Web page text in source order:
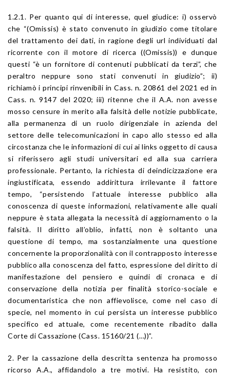
1.2.1. Per quanto qui di interesse, quel giudice: i) osservò
che “(Omissis) è stato convenuto in giudizio come titolare
del trattamento dei dati, in ragione degli url individuati dal
ricorrente con il motore di ricerca ((Omissis)) e dunque
questi “è un fornitore di contenuti pubblicati da terzi”, che
peraltro neppure sono stati convenuti in giudizio”; ii)
richiamò i principi rinvenibili in Cass. n. 20861 del 2021 ed in
Cass. n. 9147 del 2020; iii) ritenne che il A.A. non avesse
mosso censure in merito alla falsità delle notizie pubblicate,
alla permanenza di un ruolo dirigenziale in azienda del
settore delle telecomunicazioni in capo allo stesso ed alla
circostanza che le informazioni di cui ai links oggetto di causa
si riferissero agli studi universitari ed alla sua carriera
professionale. Pertanto, la richiesta di deindicizzazione era
ingiustificata, essendo addirittura irrilevante il fattore
tempo, “persistendo l’attuale interesse pubblico alla
conoscenza di queste informazioni, relativamente alle quali
neppure è stata allegata la necessità di aggiornamento o la
falsità. Il diritto all’oblio, infatti, non è soltanto una
questione di tempo, ma sostanzialmente una questione
concernente la proporzionalità con il contrapposto interesse
pubblico alla conoscenza del fatto, espressione del diritto di
manifestazione del pensiero e quindi di cronaca e di
conservazione della notizia per finalità storico-sociale e
documentaristica che non affievolisce, come nel caso di
specie, nel momento in cui persista un interesse pubblico
specifico ed attuale, come recentemente ribadito dalla
Corte di Cassazione (Cass. 15160/21 (…))”.
2. Per la cassazione della descritta sentenza ha promosso
ricorso A.A., affidandolo a tre motivi. Ha resistito, con